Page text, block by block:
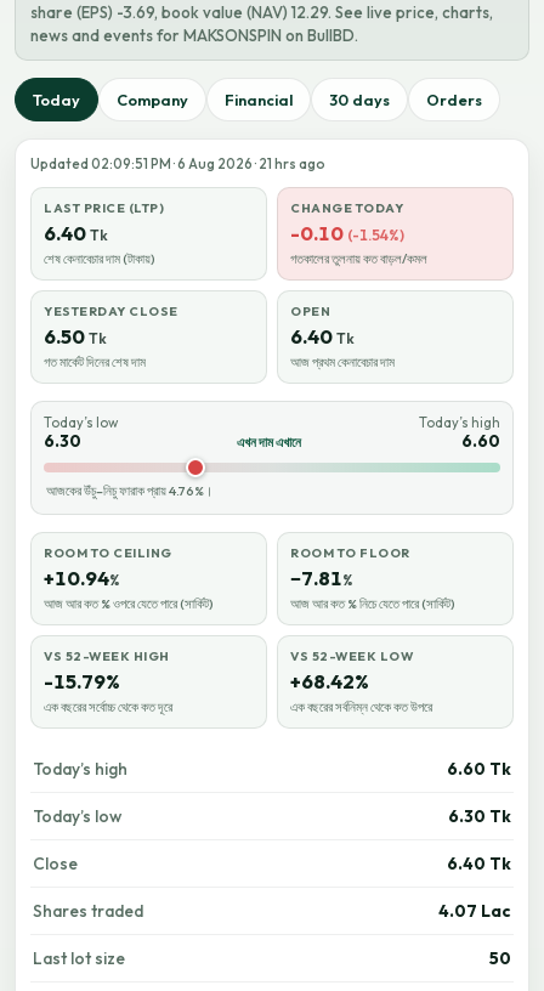
share (EPS) -3.69, book value (NAV) 12.29. See live price, charts,
news and events for MAKSONSPIN on BullBD.
Today Company Financial 30 days Orders
Updated 02:09:51 PM · 6 Aug 2026 · 21 hrs ago
LAST PRICE (LTP)
6.40 Tk
শেষ কেনাবেচার দাম (টাকায়)
CHANGE TODAY
-0.10 (-1.54%)
গতকালের তুলনায় কত বাড়ল/কমল
YESTERDAY CLOSE
6.50 Tk
গত মার্কেট দিনের শেষ দাম
OPEN
6.40 Tk
আজ প্রথম কেনাবেচার দাম
Today’s low
6.30 এখন দাম এখানে
Today’s high
6.60
আজকের উঁচু–নিচু ফারাক প্রায় 4.76%।
ROOM TO CEILING
+10.94%
আজ আর কত % ওপরে যেতে পারে (সার্কিট)
ROOM TO FLOOR
−7.81%
আজ আর কত % নিচে যেতে পারে (সার্কিট)
VS 52-WEEK HIGH
-15.79%
এক বছরের সর্বোচ্চ থেকে কত দূরে
VS 52-WEEK LOW
+68.42%
এক বছরের সর্বনিম্ন থেকে কত উপরে
Today’s high 6.60 Tk
Today’s low 6.30 Tk
Close 6.40 Tk
Shares traded 4.07 Lac
Last lot size 50